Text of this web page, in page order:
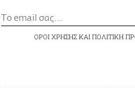
ΟΡΟΙ ΧΡΗΣΗΣΚΑΙ ΠΟΛΙΤΙΚΗ